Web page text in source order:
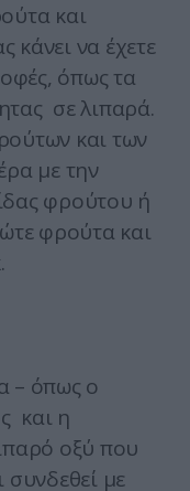
και
κάνει να έχετε
όπως τα
σε λιπαρά.
και των
με την
φρούτου ή
φρούτα και
– όπως ο
και η
οξύ που
συνδεθεί με